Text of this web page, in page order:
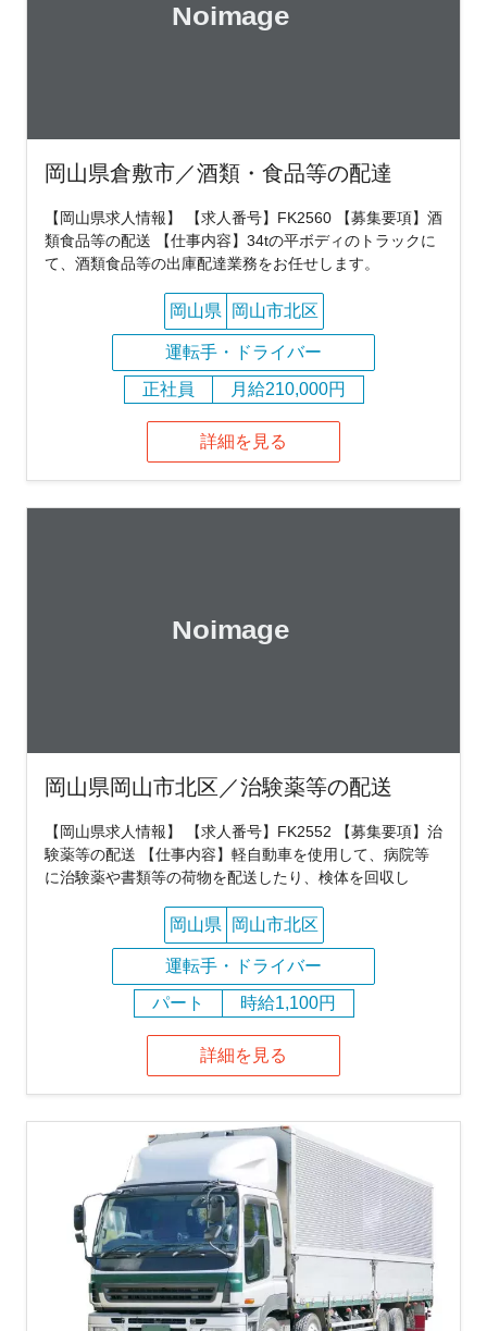
岡山県倉敷市／酒類・食品等の配達
【岡山県求人情報】 【求人番号】FK2560 【募集要項】酒
類食品等の配送 【仕事内容】34tの平ボディのトラックに
て、酒類食品等の出庫配達業務をお任せします。
岡山県 岡山市北区
運転手・ドライバー
正社員
月給210,000円
詳細を見る
岡山県岡山市北区／治験薬等の配送
【岡山県求人情報】 【求人番号】FK2552 【募集要項】治
験薬等の配送 【仕事内容】軽自動車を使用して、病院等
に治験薬や書類等の荷物を配送したり、検体を回収し
岡山県 岡山市北区
運転手・ドライバー
パート
時給1,100円
詳細を見る